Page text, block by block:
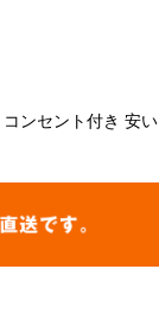
コンセント付き 安い